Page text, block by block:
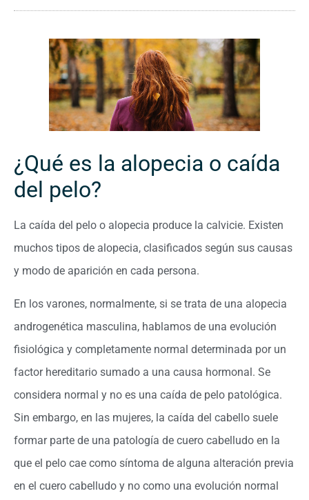
¿Qué es la alopecia o caída
del pelo?
La caída del pelo o alopecia produce la calvicie. Existen
muchos tipos de alopecia, clasificados según sus causas
y modo de aparición en cada persona.
En los varones, normalmente, si se trata de una alopecia
androgenética masculina, hablamos de una evolución
fisiológica y completamente normal determinada por un
factor hereditario sumado a una causa hormonal. Se
considera normal y no es una caída de pelo patológica.
Sin embargo, en las mujeres, la caída del cabello suele
formar parte de una patología de cuero cabelludo en la
que el pelo cae como síntoma de alguna alteración previa
en el cuero cabelludo y no como una evolución normal